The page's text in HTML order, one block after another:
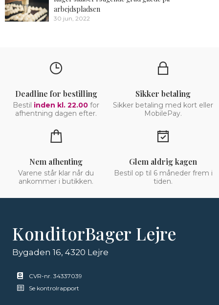
arbejdspladsen
30 jun, 2022
Deadline for bestilling
Bestil inden kl. 22.00 for
afhentning dagen efter.
Sikker betaling
Sikker betaling med kort eller
MobilePay.
Nem afhenting
Varene står klar når du
ankommer i butikken.
Glem aldrig kagen
Bestil op til 6 måneder frem i
tiden.
KonditorBager Lejre
Bygaden 16, 4320 Lejre
CVR-nr. 34337039
Se kontrolrapport